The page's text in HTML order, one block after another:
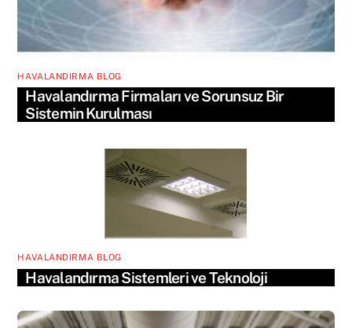
HAVALANDIRMA BLOG
Havalandırma Firmaları ve Sorunsuz Bir
Sistemin Kurulması
HAVALANDIRMA BLOG
Havalandırma Sistemleri ve Teknoloji